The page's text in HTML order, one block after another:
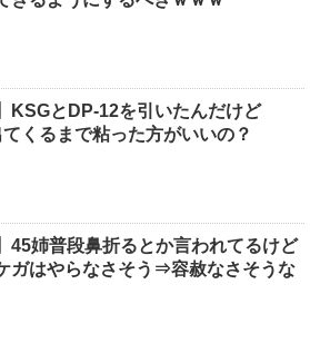
KSGとDP-12を引いたんだけど
くるまで粘った方がいいの？
45姉普段鼻折るとか言われてるけど
ガはやらなさそう⇒容赦なさそうな